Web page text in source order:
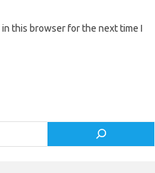
in this browser for the next time I